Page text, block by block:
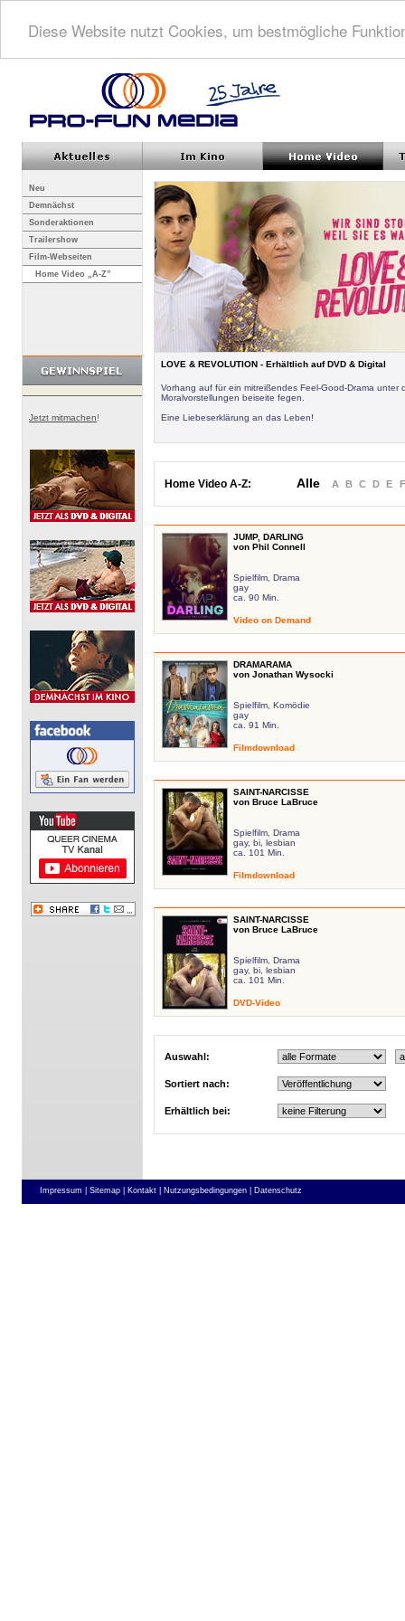
Diese Website nutzt Cookies, um bestmögliche
Neu
Demnächst
Sonderaktionen
Trailershow
Film-Webseiten
Home Video „A-Z”
Jetzt mitmachen!
LOVE & REVOLUTION - Erhältlich auf DVD & Digital
Vorhang auf für ein mitreißendes Feel-Good-Drama
Moralvorstellungen beiseite fegen.
Eine Liebeserklärung an das Leben!
Home Video A-Z: Alle A B C D E F
JUMP, DARLING
von Phil Connell
Spielfilm, Drama
gay
ca. 90 Min.
Video on Demand
DRAMARAMA
von Jonathan Wysocki
Spielfilm, Komödie
gay
ca. 91 Min.
Filmdownload
SAINT-NARCISSE
von Bruce LaBruce
Spielfilm, Drama
gay, bi, lesbian
ca. 101 Min.
Filmdownload
SAINT-NARCISSE
von Bruce LaBruce
Spielfilm, Drama
gay, bi, lesbian
ca. 101 Min.
DVD-Video
Auswahl:
Sortiert nach:
Erhältlich bei:
Impressum | Sitemap | Kontakt | Nutzungsbedingungen | Datenschutz